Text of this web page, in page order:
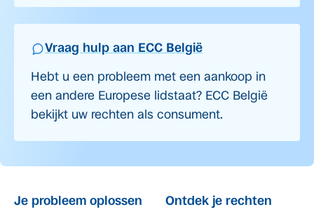
Vraag hulp aan ECC België
Hebt u een probleem met een aankoop in
een andere Europese lidstaat? ECC België
bekijkt uw rechten als consument.
Je probleem oplossen Ontdek je rechten